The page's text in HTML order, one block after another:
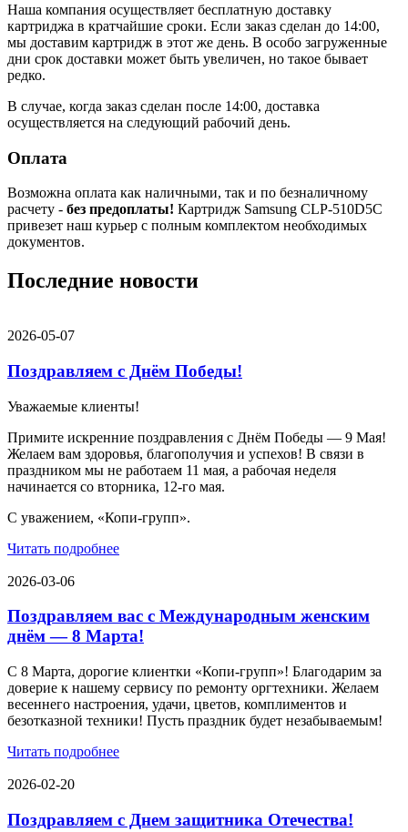
Наша компания осуществляет бесплатную доставку
картриджа в кратчайшие сроки. Если заказ сделан до 14:00,
мы доставим картридж в этот же день. В особо загруженные
дни срок доставки может быть увеличен, но такое бывает
редко.
В случае, когда заказ сделан после 14:00, доставка
осуществляется на следующий рабочий день.
Оплата
Возможна оплата как наличными, так и по безналичному
расчету - без предоплаты! Картридж Samsung CLP-510D5C
привезет наш курьер с полным комплектом необходимых
документов.
Последние новости
2026-05-07
Поздравляем с Днём Победы!
Уважаемые клиенты!
Примите искренние поздравления с Днём Победы — 9 Мая!
Желаем вам здоровья, благополучия и успехов! В связи в
праздником мы не работаем 11 мая, а рабочая неделя
начинается со вторника, 12-го мая.
С уважением, «Копи-групп».
Читать подробнее
2026-03-06
Поздравляем вас с Международным женским
днём — 8 Марта!
С 8 Марта, дорогие клиентки «Копи‑групп»! Благодарим за
доверие к нашему сервису по ремонту оргтехники. Желаем
весеннего настроения, удачи, цветов, комплиментов и
безотказной техники! Пусть праздник будет незабываемым!
Читать подробнее
2026-02-20
Поздравляем с Днем защитника Отечества!